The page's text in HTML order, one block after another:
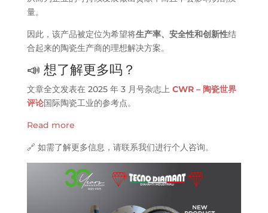
量。
因此，该产品被定位为希望将生产率、安全性和创新性结
合起来的陶瓷生产商的理想解决方案。
📣 想了解更多吗？
文章全文发表在 2025 年 3 月号杂志上 CWR – 陶瓷世界
评论国际陶瓷工业的参考点。
Read more
🔗 如需了解更多信息，请联系我们进行个人咨询。